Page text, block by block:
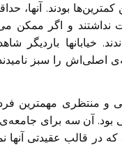
بودند. آنها،
نداشتند و اگر ممکن
خیابانها باردیگر
اصلی‌اش را سبز
و منتظری مهمترین
بود. آن سه برای
در قالب عقیدتی آنها